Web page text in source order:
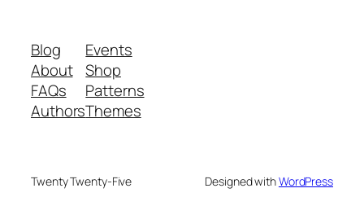
Blog
About
FAQs
Authors
Events
Shop
Patterns
Themes
Twenty Twenty-Five Designed withWordPress